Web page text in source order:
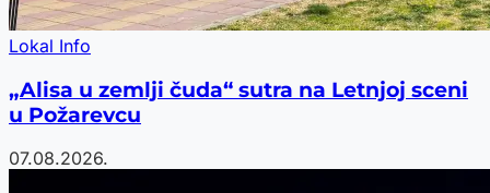
Lokal Info
„Alisa u zemlji čuda“ sutra na Letnjoj sceni
u Požarevcu
07.08.2026.